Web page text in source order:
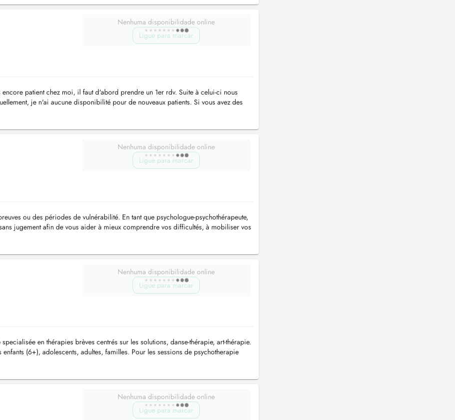
Nenhuma disponibilidade online
Ligue para marcar
encore patient chez moi, il faut d'abord prendre un 1er rdv. Suite à celui-ci nous
je n'ai aucune disponibilité pour de nouveaux patients. Si vous avez des
Nenhuma disponibilidade online
Ligue para marcar
ou des périodes de vulnérabilité. En tant que psychologue-psychothérapeute,
jugement afin de vous aider à mieux comprendre vos difficultés, à mobiliser vos
...
Nenhuma disponibilidade online
Ligue para marcar
en thérapies brèves centrés sur les solutions, danse-thérapie, art-thérapie.
(6+), adolescents, adultes, familles. Pour les sessions de psychotherapie
Nenhuma disponibilidade online
Ligue para marcar